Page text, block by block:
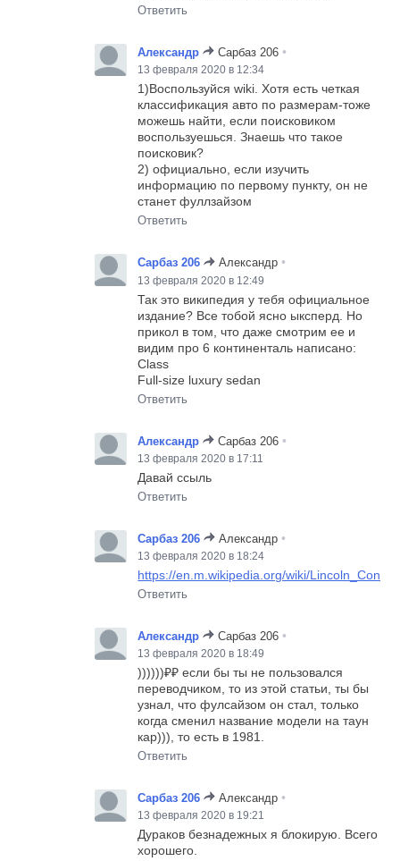
Ответить
Александр Сарбаз 206 •
13 февраля 2020 в 12:34
1)Воспользуйся wiki. Хотя есть четкая
классификация авто по размерам-тоже
можешь найти, если поисковиком
воспользуешься. Знаешь что такое
поисковик?
2) официально, если изучить
информацию по первому пункту, он не
станет фуллзайзом
Ответить
Сарбаз 206 Александр •
13 февраля 2020 в 12:49
Так это википедия у тебя официальное
издание? Все тобой ясно ыксперд. Но
прикол в том, что даже смотрим ее и
видим про 6 континенталь написано:
Class
Full-size luxury sedan
Ответить
Александр Сарбаз 206 •
13 февраля 2020 в 17:11
Давай ссыль
Ответить
Сарбаз 206 Александр •
13 февраля 2020 в 18:24
https://en.m.wikipedia.org/wiki/
Ответить
Александр Сарбаз 206 •
13 февраля 2020 в 18:49
))))))₽₽ если бы ты не пользовался
переводчиком, то из этой статьи, ты бы
узнал, что фулсайзом он стал, только
когда сменил название модели на таун
кар))), то есть в 1981.
Ответить
Сарбаз 206 Александр •
13 февраля 2020 в 19:21
Дураков безнадежных я блокирую. Всего
хорошего.